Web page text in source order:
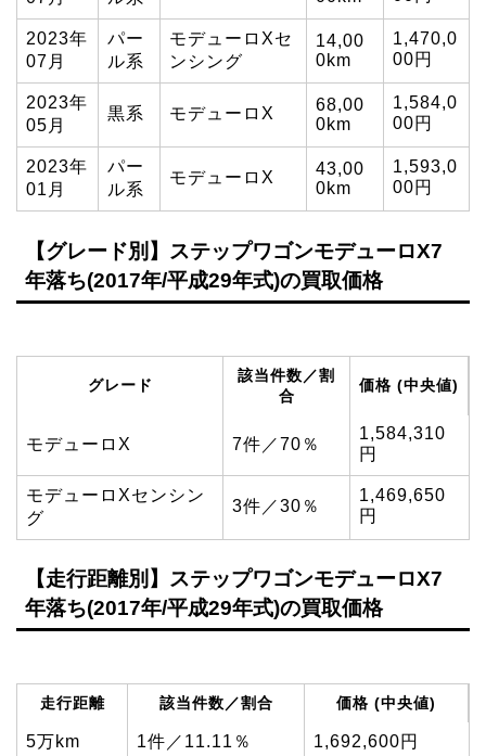
2023年
07月
パー
ル系
モデューロXセ
ンシング
14,00
0km
1,470,0
00円
2023年
05月
黒系 モデューロX
68,00
0km
1,584,0
00円
2023年
01月
パー
ル系
モデューロX
43,00
0km
1,593,0
00円
【グレード別】ステップワゴンモデューロX7
年落ち(2017年/平成29年式)の買取価格
グレード
該当件数／割
合
価格 (中央値)
モデューロX 7件／70％
1,584,310
円
モデューロXセンシン
グ
3件／30％
1,469,650
円
【走行距離別】ステップワゴンモデューロX7
年落ち(2017年/平成29年式)の買取価格
走行距離 該当件数／割合 価格 (中央値)
5万km 1件／11.11％ 1,692,600円